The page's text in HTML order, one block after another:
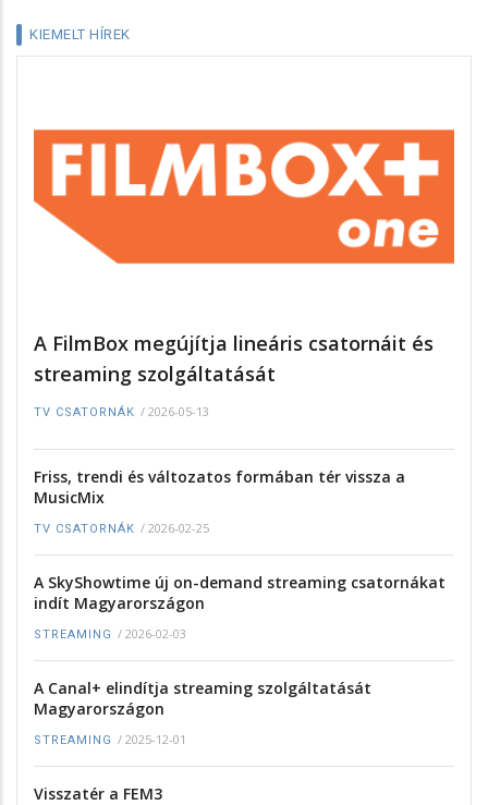
KIEMELT HÍREK
A FilmBox megújítja lineáris csatornáit és
streaming szolgáltatását
TV CSATORNÁK / 2026-05-13
Friss, trendi és változatos formában tér vissza a
MusicMix
TV CSATORNÁK / 2026-02-25
A SkyShowtime új on-demand streaming csatornákat
indít Magyarországon
STREAMING / 2026-02-03
A Canal+ elindítja streaming szolgáltatását
Magyarországon
STREAMING / 2025-12-01
Visszatér a FEM3